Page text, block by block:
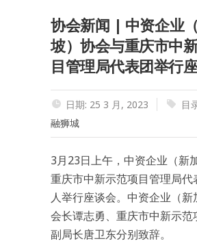
协会新闻 | 中资企业
坡）协会与重庆市中
目管理局代表团举行
日期: 25 3 月, 2023 目
融狮城
3月23日上午，中资企业（新
重庆市中新示范项目管理局代
人举行座谈会。中资企业（新
会长谭志勇、重庆市中新示范
副局长唐卫东分别致辞。